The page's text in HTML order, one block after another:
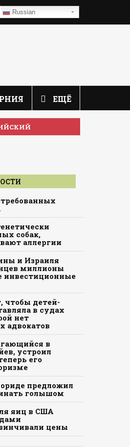
Russian
ЕЩЁ
собак,
аллергии
и Израиля
миллионы
инвестиционные
чтобы детей-
в судах
нет
адвокатов
в
устроил
его
предложил
голышом
яиц в США
цены